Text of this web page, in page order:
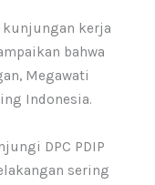
kunjungan kerja
bahwa
Megawati
Indonesia.
DPC PDIP
sering